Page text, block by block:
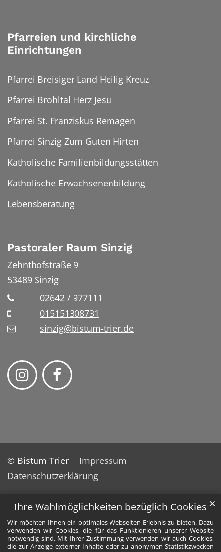
Ihre Wahlmöglichkeiten bezüglich Cookies
Wir möchten Ihnen ein optimales Webseiten-Erlebnis zu bieten. Dazu
verwenden wir Cookies, die für das Funktionieren unserer Website
notwendig sind. Mit Ihrer Zustimmung verwenden wir auch Cookies,
die zur Anzeige externer Inhalte oder zu anonymen Statistikzwecken
✕
Pfarreien und kirchliche
Einrichtungen
Pfarrei Breisiger Land Heilig Kreuz
Pfarrei Brohltal Herz Jesu
Pfarrei St. Franziskus Remagen
Pfarrei Sinzig Zum Guten Hirten
Katholische Familienbildungsstätten
Katholische Erwachsenenbildung
Lebensberatung
Pastoraler Raum Sinzig
Zehnthofstraße 9
53489 Sinzig
02642 / 977111
015151308731
sinzig@bistum-trier.de
© Bistum Trier
Impressum
Datenschutzerklärung